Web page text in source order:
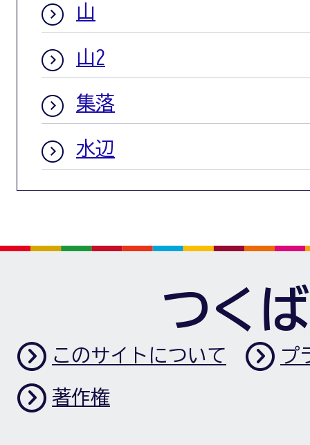
山
山2
集落
水辺
つく
このサイトについて プ
著作権